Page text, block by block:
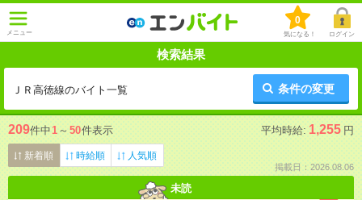
メニュー
0
気になる！ ログイン
検索結果
ＪＲ高徳線のバイト一覧 条件の変更
209件中1 ～ 50件表示 平均時給: 1,255 円
新着順 時給順 人気順
掲載日：2026.08.06
未読